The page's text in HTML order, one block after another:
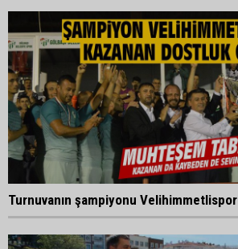
Turnuvanın şampiyonu Velihimmetlispor